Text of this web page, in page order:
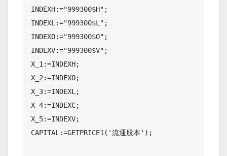
INDEXH:="999300$H";
INDEXL:="999300$L";
INDEXO:="999300$O";
INDEXV:="999300$V";
X_1:=INDEXH;
X_2:=INDEXO;
X_3:=INDEXL;
X_4:=INDEXC;
X_5:=INDEXV;
CAPITAL:=GETPRICE1('流通股本');